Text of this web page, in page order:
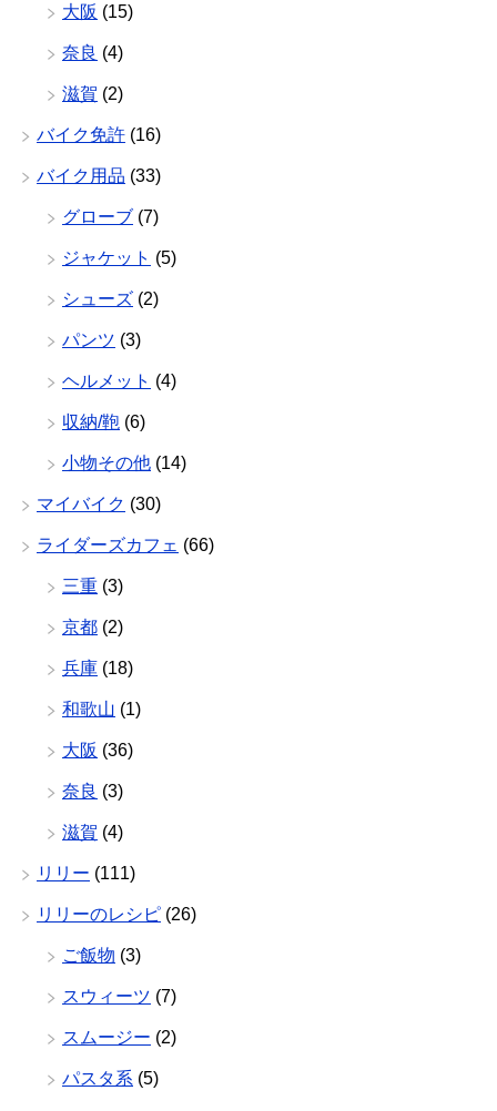
大阪 (15)
奈良 (4)
滋賀 (2)
バイク免許 (16)
バイク用品 (33)
グローブ (7)
ジャケット (5)
シューズ (2)
パンツ (3)
ヘルメット (4)
収納/鞄 (6)
小物その他 (14)
マイバイク (30)
ライダーズカフェ (66)
三重 (3)
京都 (2)
兵庫 (18)
和歌山 (1)
大阪 (36)
奈良 (3)
滋賀 (4)
リリー (111)
リリーのレシピ (26)
ご飯物 (3)
スウィーツ (7)
スムージー (2)
パスタ系 (5)